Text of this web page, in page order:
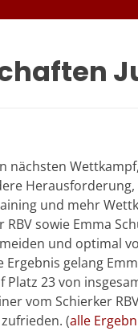
nächsten
und mehr
sowie Emma
und optimal
gelang
23 von
vom Schierker
(alle